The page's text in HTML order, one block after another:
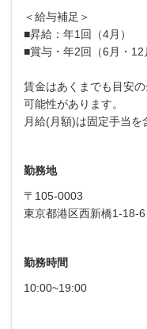
＜給与補足＞
■昇給：年1回（4月）
■賞与・年2回（6月・12
賃金はあくまでも目安
可能性があります。
月給(月額)は固定手当を
勤務地
〒105-0003
東京都港区西新橋1-18-
勤務時間
10:00~19:00